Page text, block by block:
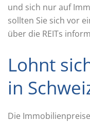
und sich nur auf
sollten Sie sich vor
über die REITs
Lohnt
in
Die